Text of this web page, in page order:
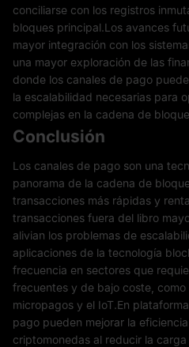
conciliarse con los registros
bloques principal.Los avances
mayor integración con los
una mayor exploración de las
donde los canales de pago
la escalabilidad necesarias para
complejas en la cadena de
Conclusión
Los canales de pago son una
panorama de la cadena de
transacciones más rápidas y
transacciones fuera del libro
alivian los problemas de
aplicaciones de la tecnología
frecuencia en sectores que
frecuentes y de bajo coste,
micropagos y el IoT.En
pago pueden mejorar la
criptomonedas al reducir la carga